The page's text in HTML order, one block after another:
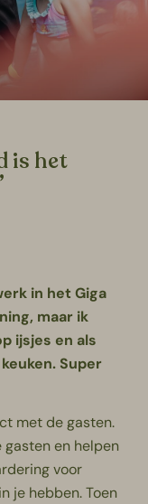
is het
in het Giga
maar ik
ijsjes en als
Super
met de gasten.
gasten en helpen
voor
je hebben. Toen